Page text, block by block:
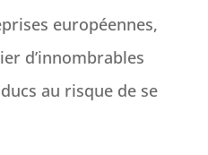
européennes,
d’innombrables
au risque de se